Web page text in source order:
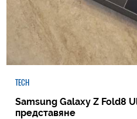
TECH
Samsung Galaxy Z Fold8
представяне